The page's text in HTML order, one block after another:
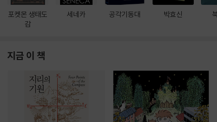
포켓몬 생태도
감
세네카 공각기동대 박효신
지금 이 책